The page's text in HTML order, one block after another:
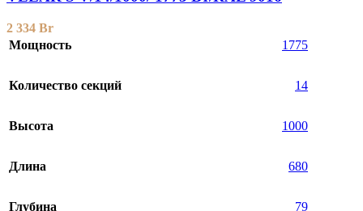
2 334 Br
Мощность
1775
Количество секций 14
Высота 1000
Длина 680
Глубина 79